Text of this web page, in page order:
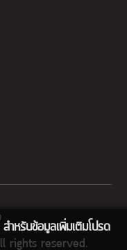
rights reserved.
ำหรับข้อมูลเพิ่มเติมโปรด